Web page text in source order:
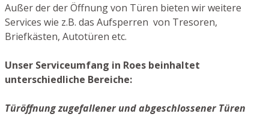
Außer der der Öffnung von Türen bieten wir weitere
Services wie z.B. das Aufsperren von Tresoren,
Briefkästen, Autotüren etc.
Unser Serviceumfang in Roes beinhaltet
unterschiedliche Bereiche:
Türöffnung zugefallener und abgeschlossener Türen